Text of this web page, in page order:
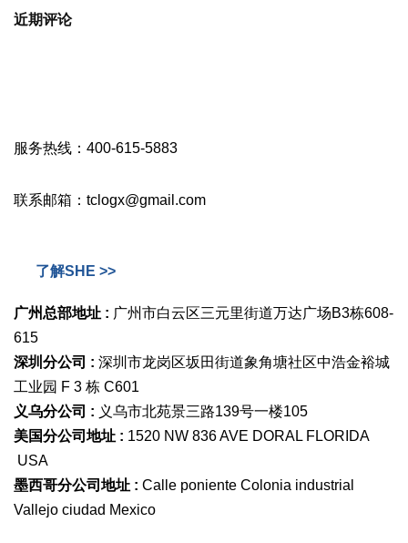
近期评论
服务热线：400-615-5883
联系邮箱：tclogx@gmail.com
了解SHE >>
广州总部地址 : 广州市白云区三元里街道万达广场B3栋608-
615
深圳分公司 : 深圳市龙岗区坂田街道象角塘社区中浩金裕城
工业园 F 3 栋 C601
义乌分公司 : 义乌市北苑景三路139号一楼105
美国分公司地址 : 1520 NW 836 AVE DORAL FLORIDA
USA
墨西哥分公司地址 : Calle poniente Colonia industrial
Vallejo ciudad Mexico